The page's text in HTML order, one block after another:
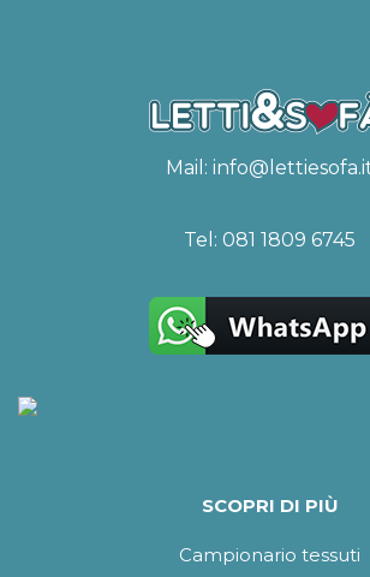
Mail:
Tel: 081 1809 6745
SCOPRI DI PIÙ
Campionario tessuti